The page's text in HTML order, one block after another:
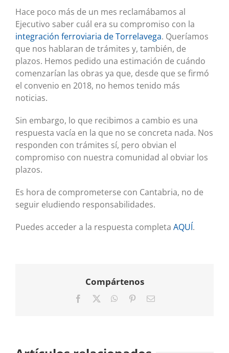
Hace poco más de un mes reclamábamos al
Ejecutivo saber cuál era su compromiso con la
integración ferroviaria de Torrelavega. Queríamos
que nos hablaran de trámites y, también, de
plazos. Hemos pedido una estimación de cuándo
comenzarían las obras ya que, desde que se firmó
el convenio en 2018, no hemos tenido más
noticias.
Sin embargo, lo que recibimos a cambio es una
respuesta vacía en la que no se concreta nada. Nos
responden con trámites sí, pero obvian el
compromiso con nuestra comunidad al obviar los
plazos.
Es hora de comprometerse con Cantabria, no de
seguir eludiendo responsabilidades.
Puedes acceder a la respuesta completa AQUÍ.
Compártenos
Facebook WhatsApp
PinterestCorreo